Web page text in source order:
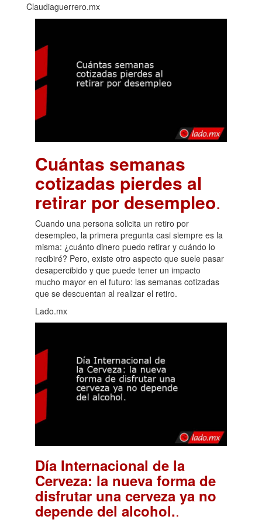
Claudiaguerrero.mx
Cuántas semanas
cotizadas pierdes al
retirar por desempleo.
Cuando una persona solicita un retiro por
desempleo, la primera pregunta casi siempre es la
misma: ¿cuánto dinero puedo retirar y cuándo lo
recibiré? Pero, existe otro aspecto que suele pasar
desapercibido y que puede tener un impacto
mucho mayor en el futuro: las semanas cotizadas
que se descuentan al realizar el retiro.
Lado.mx
Día Internacional de la
Cerveza: la nueva forma de
disfrutar una cerveza ya no
depende del alcohol..